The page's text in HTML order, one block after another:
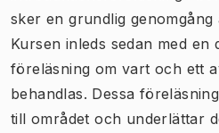
sker en grundlig
Kursen inleds sedan med en
föreläsning om vart och ett
behandlas. Dessa
till området och underlättar